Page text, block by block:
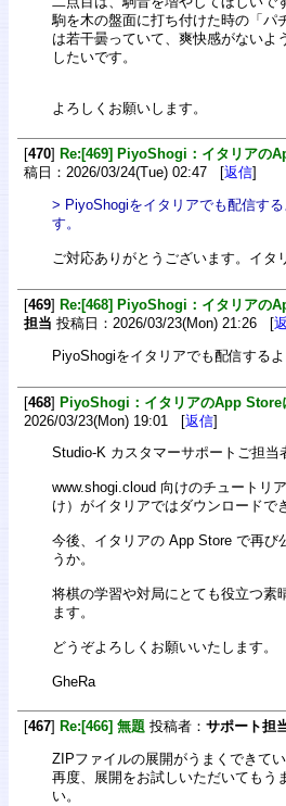
駒を木の盤面に打ち付けた時の「パ
は若干曇っていて、爽快感がないよ
したいです。
よろしくお願いします。
[470] Re:[469] PiyoShogi：イタリアの
稿日：2026/03/24(Tue) 02:47 [返信]
> PiyoShogiをイタリアでも配信す
す。
ご対応ありがとうございます。イタ
[469] Re:[468] PiyoShogi：イタリアの
担当 投稿日：2026/03/23(Mon) 21:26 [
PiyoShogiをイタリアでも配信する
[468] PiyoShogi：イタリアのApp Store
2026/03/23(Mon) 19:01 [返信]
Studio-K カスタマーサポートご担当
www.shogi.cloud 向けのチュートリ
け）がイタリアではダウンロードで
今後、イタリアの App Store で再び
うか。
将棋の学習や対局にとても役立つ素
ます。
どうぞよろしくお願いいたします。
GheRa
[467] Re:[466] 無題 投稿者： サポート担
ZIPファイルの展開がうまくできて
再度、展開をお試しいただいてもう
い。